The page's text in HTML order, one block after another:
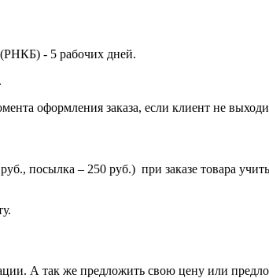
(РНКБ) - 5 рабочих дней.
оформления заказа, если клиент не
посылка – 250 руб.) при заказе товара
А так же предложить свою цену или